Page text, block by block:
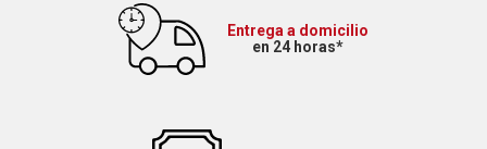
Entrega a domicilio
en 24 horas*